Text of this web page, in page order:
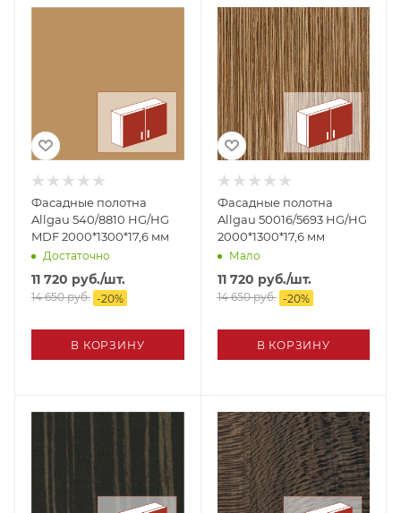
Фасадные полотна
Allgau 540/8810 HG/HG
MDF 2000*1300*17,6 мм
Достаточно
11 720 руб./шт.
14 650руб. -20%
В КОРЗИНУ
Фасадные полотна
Allgau 50016/5693 HG/HG
2000*1300*17,6 мм
Мало
11 720 руб./шт.
14 650руб. -20%
В КОРЗИНУ